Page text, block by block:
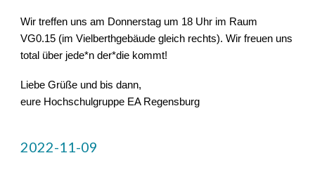
Wir treffen uns am Donnerstag um 18 Uhr im Raum
VG0.15 (im Vielberthgebäude gleich rechts). Wir freuen uns
total über jede*n der*die kommt!
Liebe Grüße und bis dann,
eure Hochschulgruppe EA Regensburg
2022-11-09